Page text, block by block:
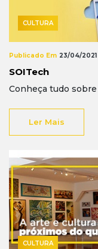
CULTURA
Publicado Em 23/04/2021
SOITech
Conheça tudo
Ler Mais
CULTURA